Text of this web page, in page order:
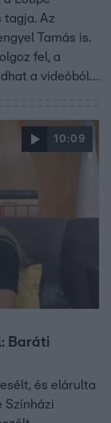
tagja. Az
Tamás is.
fel, a
a videóból.
A videóból
mondják,
10:09
Baráti
és elárulta
Színházi